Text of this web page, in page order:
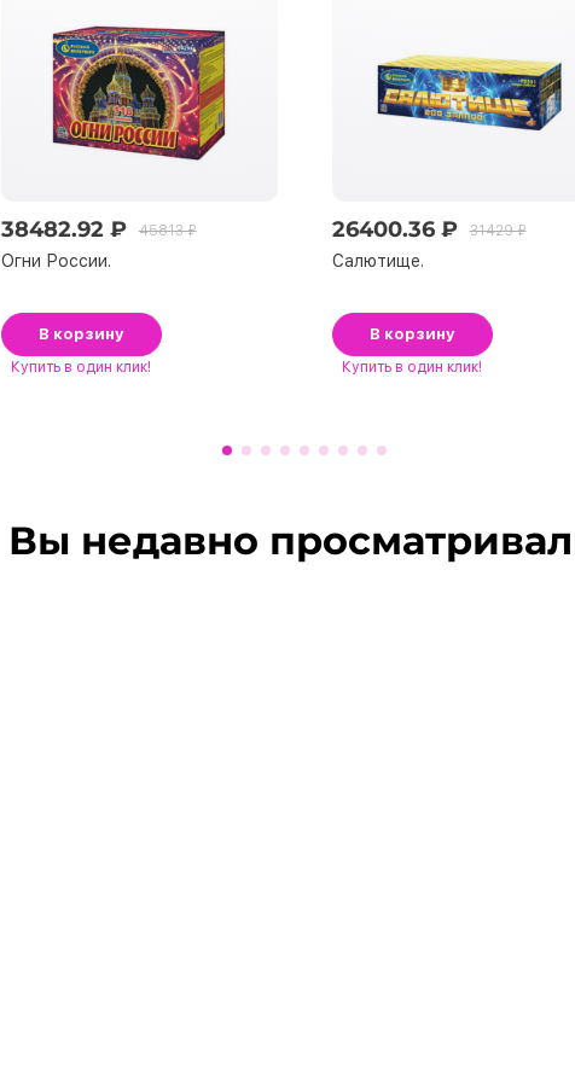
38482.92 ₽ 45813 ₽
Огни России.
В корзину
Купитьв один клик!
26400.36 ₽ 31429 ₽
Салютище.
В корзину
Купить в один клик!
Вы недавно